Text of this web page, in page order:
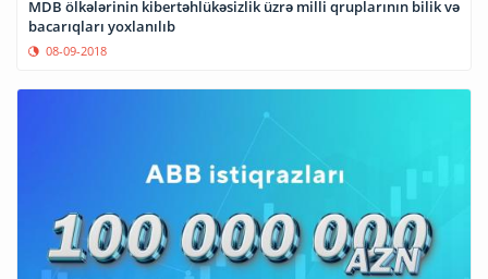
MDB ölkələrinin kibertəhlükəsizlik üzrə milli qruplarının bilik və
bacarıqları yoxlanılıb
08-09-2018